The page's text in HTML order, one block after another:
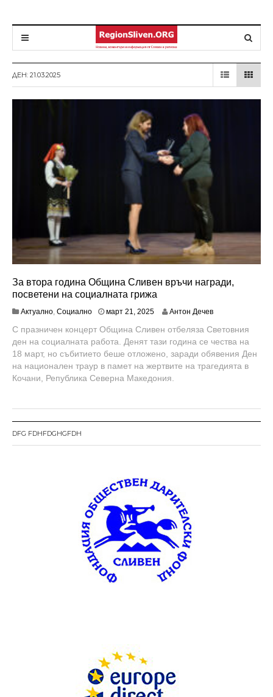
ДЕН: 21.03.2025
За втора година Община Сливен връчи награди,
посветени на социалната грижа
Актуално, Социално март 21, 2025 Антон Дечев
С празничен концерт Община Сливен отбеляза Световния
ден на социалната работа. Денят тази година се чества на
18 март, но събитието беше отложено, заради обявения Ден
на национален траур в памет на жертвите на трагедията в
Кочани, Република Северна Македония.
DFG FDHFDGHGFDH